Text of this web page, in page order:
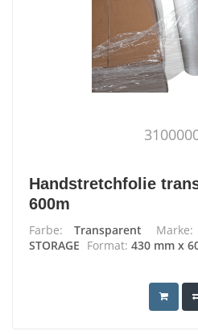
Handstretchfolie
600m
Farbe: Transparent Marke:
STORAGE Format: 430 mm x